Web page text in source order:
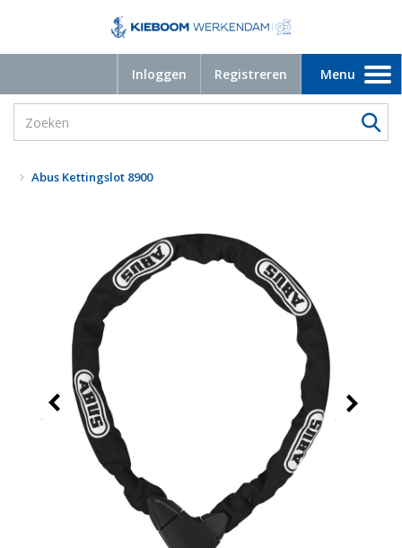
Inloggen Registreren
Toggle
navigation
Menu
Abus Kettingslot 8900